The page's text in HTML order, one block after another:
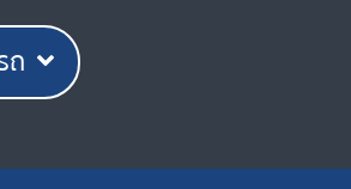
ถ